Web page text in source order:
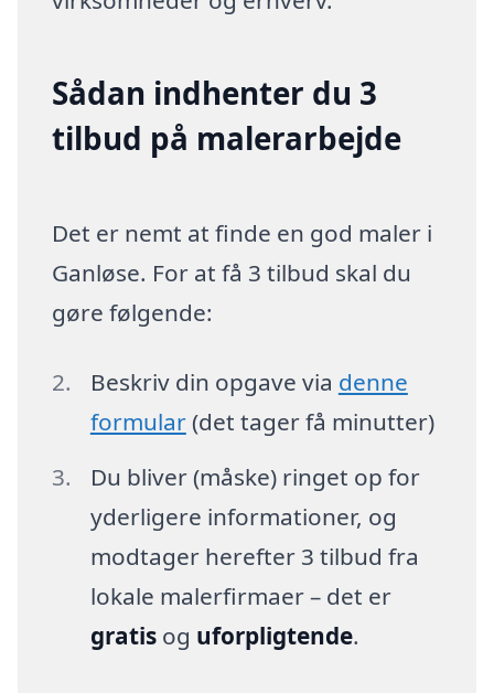
Sådan indhenter du 3
tilbud på malerarbejde
Det er nemt at finde en god maler i
Ganløse. For at få 3 tilbud skal du
gøre følgende:
Beskriv din opgave via denne
formular(det tager få minutter)
Du bliver (måske) ringet op for
yderligere informationer, og
modtager herefter 3 tilbud fra
lokale malerfirmaer – det er
gratisog uforpligtende.